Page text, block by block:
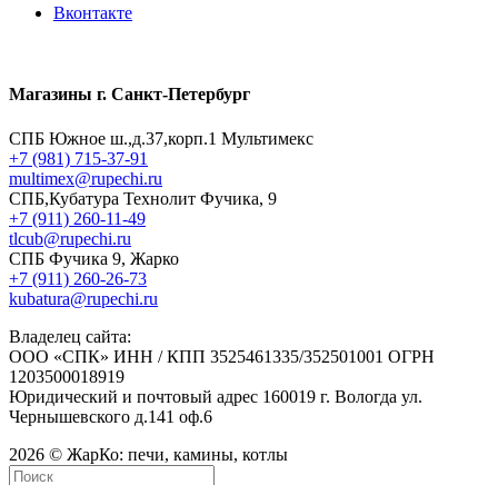
Вконтакте
Магазины г. Санкт-Петербург
СПБ Южное ш.,д.37,корп.1 Мультимекс
+7 (981) 715-37-91
multimex@rupechi.ru
СПБ,Кубатура Технолит Фучика, 9
+7 (911) 260-11-49
tlcub@rupechi.ru
СПБ Фучика 9, Жарко
+7 (911) 260-26-73
kubatura@rupechi.ru
Владелец сайта:
ООО «СПК» ИНН / КПП 3525461335/352501001 ОГРН
1203500018919
Юридический и почтовый адрес 160019 г. Вологда ул.
Чернышевского д.141 оф.6
2026 © ЖарКо: печи, камины, котлы